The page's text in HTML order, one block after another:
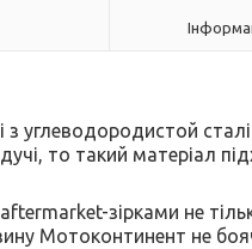
углеводородистой сталі
то такий матеріал
зірками не
Мотоконтинент не